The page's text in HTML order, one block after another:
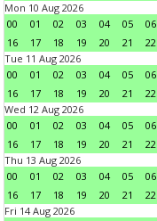
Mon 10 Aug 2026
00
01 02 03 04 05 06
16
17 18 19 20 21 22
Tue 11 Aug 2026
00
01 02 03 04 05 06
16
17 18 19 20 21 22
Wed 12 Aug 2026
00
01 02 03 04 05 06
16
17 18 19 20 21 22
Thu 13 Aug 2026
00
01 02 03 04 05 06
16
17 18 19 20 21 22
Fri 14 Aug 2026